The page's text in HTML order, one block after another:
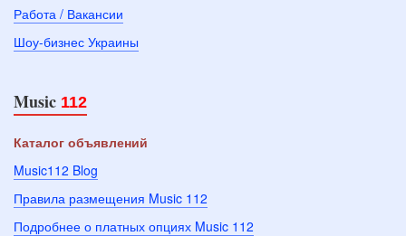
Работа / Вакансии
Шоу-бизнес Украины
Music 112
Каталог объявлений
Music112 Blog
Правила размещения Music 112
Подробнее о платных опциях Music 112